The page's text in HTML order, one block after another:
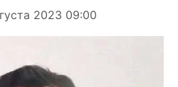
2023 09:00